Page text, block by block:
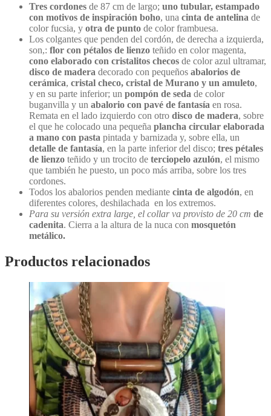
Tres cordones de 87 cm de largo; uno tubular, estampado
con motivos de inspiración boho, una cinta de antelina de
color fucsia, y otra de punto de color frambuesa.
Los colgantes que penden del cordón, de derecha a izquierda,
son,: flor con pétalos de lienzo teñido en color magenta,
cono elaborado con cristalitos checos de color azul ultramar,
disco de madera decorado con pequeños abalorios de
cerámica, cristal checo, cristal de Murano y un amuleto,
y en su parte inferior; un pompón de seda de color
buganvilla y un abalorio con pavé de fantasía en rosa.
Remata en el lado izquierdo con otro disco de madera, sobre
el que he colocado una pequeña plancha circular elaborada
a mano con pasta pintada y barnizada y, sobre ella, un
detalle de fantasía, en la parte inferior del disco; tres pétales
de lienzo teñido y un trocito de terciopelo azulón, el mismo
que también he puesto, un poco más arriba, sobre los tres
cordones.
Todos los abalorios penden mediante cinta de algodón, en
diferentes colores, deshilachada en los extremos.
Para su versión extra large, el collar va provisto de 20 cm de
cadenita. Cierra a la altura de la nuca con mosquetón
metálico.
Productos relacionados